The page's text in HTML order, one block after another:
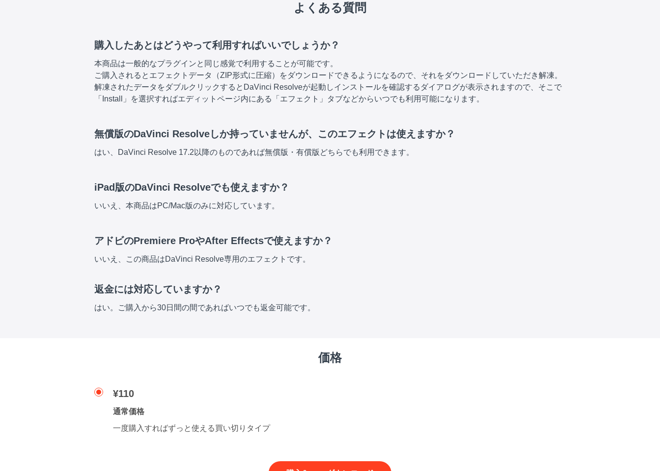
よくある質問
購入したあとはどうやって利用すればいいでしょうか？
本商品は一般的なプラグインと同じ感覚で利用することが可能です。
ご購入されるとエフェクトデータ（ZIP形式に圧縮）をダウンロードできるようになるので、それをダウンロードしていただき解凍。
解凍されたデータをダブルクリックするとDaVinci Resolveが起動しインストールを確認するダイアログが表示されますので、そこで
「Install」を選択すればエディットページ内にある「エフェクト」タブなどからいつでも利用可能になります。
無償版のDaVinci Resolveしか持っていませんが、このエフェクトは使えますか？
はい、DaVinci Resolve 17.2以降のものであれば無償版・有償版どちらでも利用できます。
iPad版のDaVinci Resolveでも使えますか？
いいえ、本商品はPC/Mac版のみに対応しています。
アドビのPremiere ProやAfter Effectsで使えますか？
いいえ、この商品はDaVinci Resolve専用のエフェクトです。
返金には対応していますか？
はい。ご購入から30日間の間であればいつでも返金可能です。
価格
¥110
通常価格
一度購入すればずっと使える買い切りタイプ